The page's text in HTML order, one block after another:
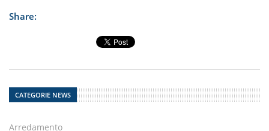
Share:
CATEGORIE NEWS
Arredamento